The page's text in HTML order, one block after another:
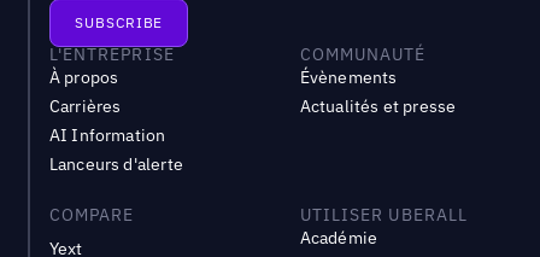
L'ENTREPRISE
À propos
Carrières
AI Information
Lanceurs d'alerte
COMMUNAUTÉ
Évènements
Actualités et presse
COMPARE
Yext
UTILISER UBERALL
Académie